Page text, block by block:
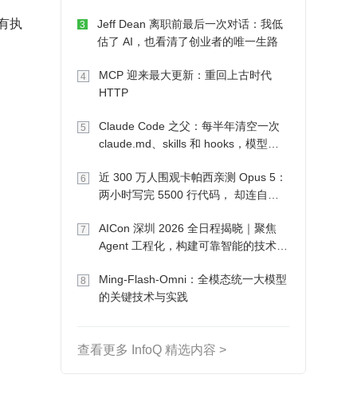
执
3
Jeff Dean 离职前最后一次对话：我低
估了 AI，也看清了创业者的唯一生路
4
MCP 迎来最大更新：重回上古时代
HTTP
5
Claude Code 之父：每半年清空一次
claude.md、skills 和 hooks，模型自
6
近 300 万人围观卡帕西亲测 Opus 5：
两小时写完 5500 行代码， 却连自己
7
AICon 深圳 2026 全日程揭晓｜聚焦
Agent 工程化，构建可靠智能的技术路
8
Ming-Flash-Omni：全模态统一大模型
的关键技术与实践
查看更多 InfoQ 精选内容 >